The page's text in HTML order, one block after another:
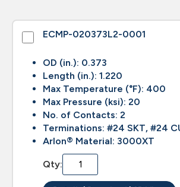
ECMP-020373L2-0001
OD (in.): 0.373
Length (in.): 1.220
Max Temperature (°F): 400
Max Pressure (ksi): 20
No. of Contacts: 2
Terminations: #24 SKT, #24
Arlon® Material: 3000XT
Qty: